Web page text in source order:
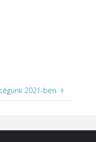
2021-ben